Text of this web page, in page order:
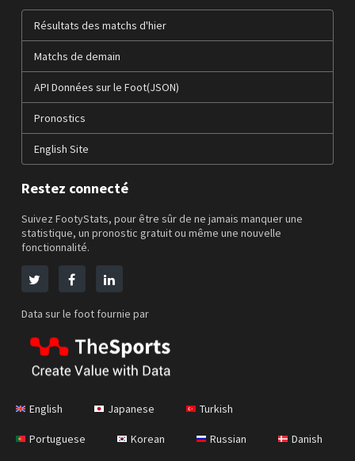
Résultats des matchs d'hier
Matchs de demain
API Données sur le Foot(JSON)
Pronostics
English Site
Restez connecté
Suivez FootyStats, pour être sûr de ne jamais manquer une
statistique, un pronostic gratuit ou même une nouvelle
fonctionnalité.
Data sur le foot fournie par
English Japanese Turkish
Portuguese Korean Russian Danish